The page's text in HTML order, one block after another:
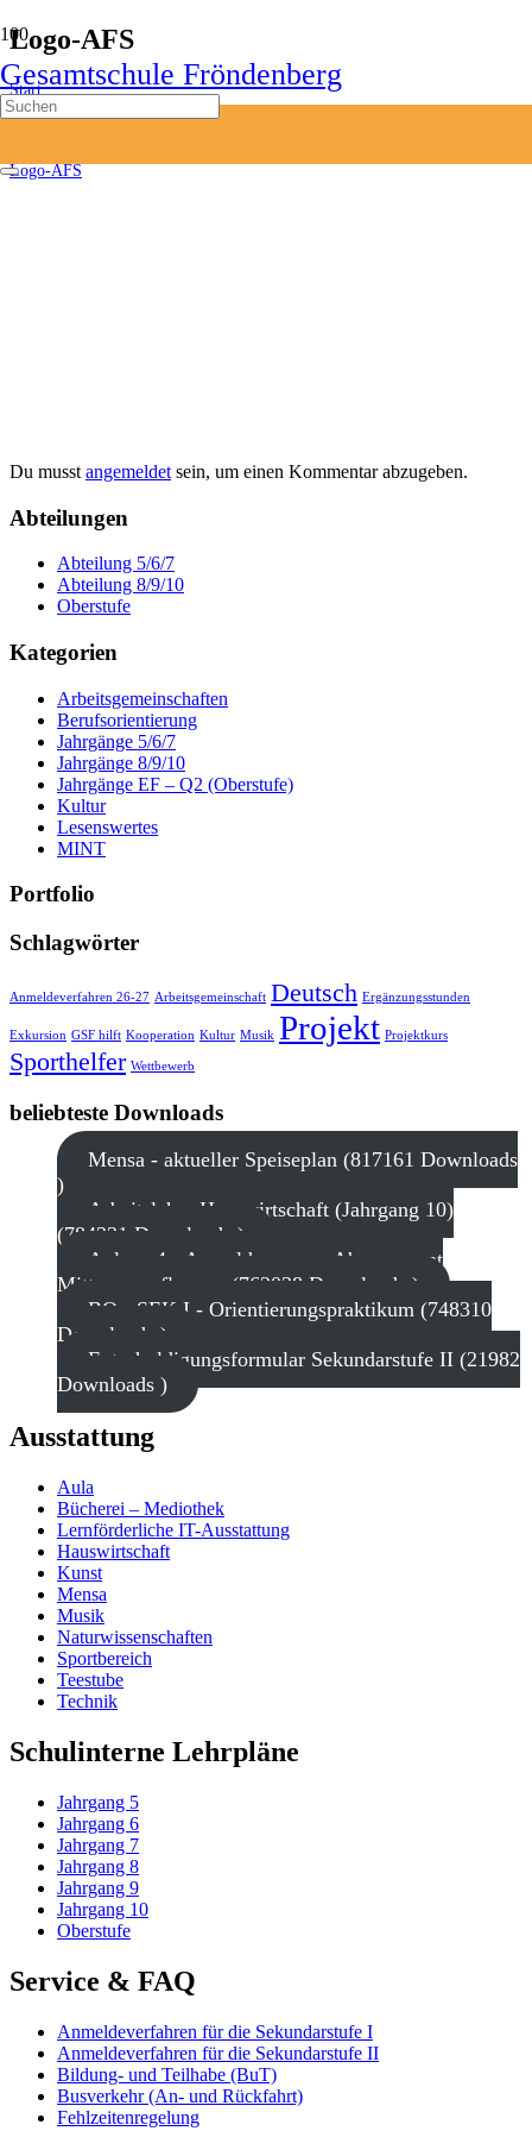
Gesamtschule Fröndenberg
Logo-AFS
Start
Wer wir sind
Logo-AFS
Du musst angemeldet sein, um einen Kommentar abzugeben.
Abteilungen
Abteilung 5/6/7
Abteilung 8/9/10
Oberstufe
Kategorien
Arbeitsgemeinschaften
Berufsorientierung
Jahrgänge 5/6/7
Jahrgänge 8/9/10
Jahrgänge EF – Q2 (Oberstufe)
Kultur
Lesenswertes
MINT
Portfolio
Schlagwörter
Anmeldeverfahren 26-27 Arbeitsgemeinschaft Deutsch Ergänzungsstunden
Exkursion GSF hilft Kooperation Kultur Musik Projekt Projektkurs
Sporthelfer Wettbewerb
beliebteste Downloads
Mensa - aktueller Speiseplan (817161 Downloads
)
Arbeitslehre Hauswirtschaft (Jahrgang 10)
(784331 Downloads )
Anlage 4 - Anmeldung zum Abonnement
Mittagsverpflegung (762038 Downloads )
BO - SEK I - Orientierungspraktikum (748310
Downloads )
Entschuldigungsformular Sekundarstufe II (21982
Downloads )
Ausstattung
Aula
Bücherei – Mediothek
Lernförderliche IT-Ausstattung
Hauswirtschaft
Kunst
Mensa
Musik
Naturwissenschaften
Sportbereich
Teestube
Technik
Schulinterne Lehrpläne
Jahrgang 5
Jahrgang 6
Jahrgang 7
Jahrgang 8
Jahrgang 9
Jahrgang 10
Oberstufe
Service & FAQ
Anmeldeverfahren für die Sekundarstufe I
Anmeldeverfahren für die Sekundarstufe II
Bildung- und Teilhabe (BuT)
Busverkehr (An- und Rückfahrt)
Fehlzeitenregelung